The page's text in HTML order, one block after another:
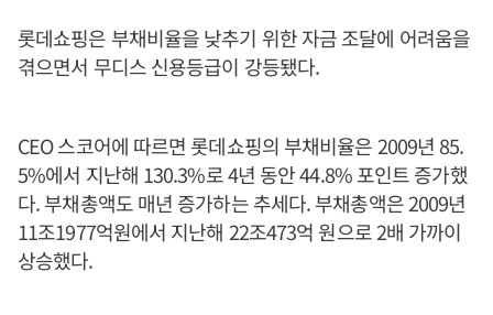
롯데쇼핑은 부채비율을 낮추기 위한 자금 조달에 어려움을
겪으면서 무디스 신용등급이 강등됐다.
CEO 스코어에 따르면 롯데쇼핑의 부채비율은 2009년 85.
5%에서 지난해 130.3%로 4년 동안 44.8% 포인트 증가했
다. 부채총액도 매년 증가하는 추세다. 부채총액은 2009년
11조1977억원에서 지난해 22조473억 원으로 2배 가까이
상승했다.